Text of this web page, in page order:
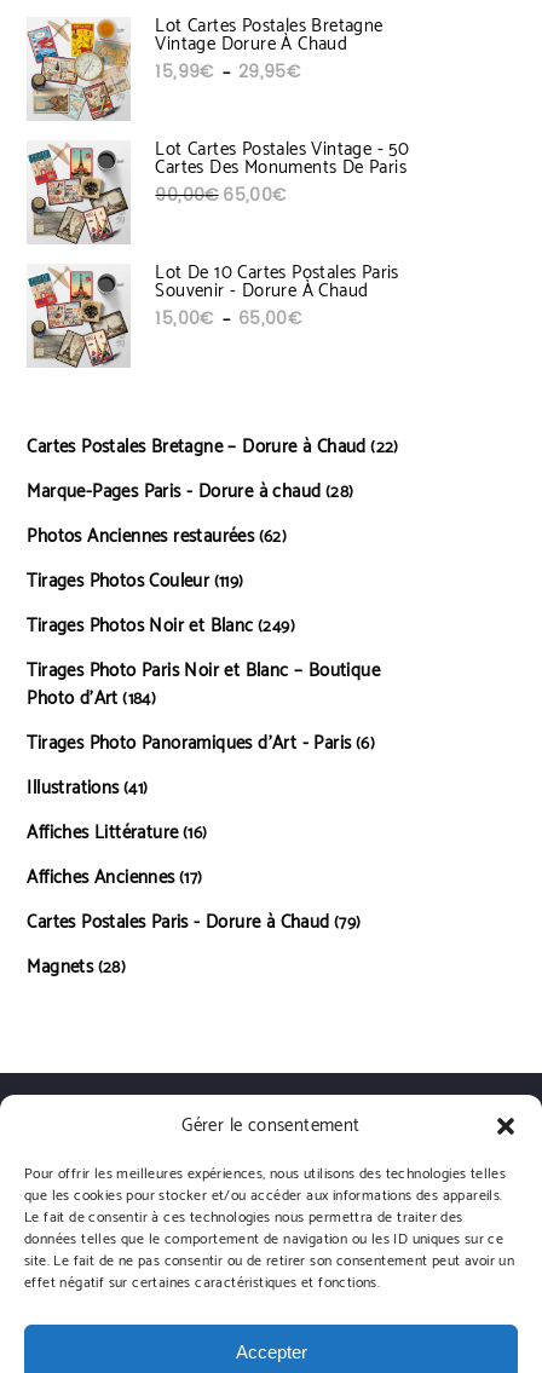
Gérer le consentement
Pour offrir les meilleures expériences, nous utilisons des technologies telles
que les cookies pour stocker et/ou accéder aux informations des appareils.
Le fait de consentir à ces technologies nous permettra de traiter des
données telles que le comportement de navigation ou les ID uniques sur ce
site. Le fait de ne pas consentir ou de retirer son consentement peut avoir un
effet négatif sur certaines caractéristiques et fonctions.
Accepter
Lot Cartes Postales Bretagne
Vintage Dorure À Chaud
15,99€ – 29,95€Plage de prix : 15,99€ à 29,95€
Lot Cartes Postales Vintage - 50
Cartes Des Monuments De Paris
90,00€Le prix initial était : 90,00€.
65,00€Le prix actuel est : 65,00€.
Lot De 10 Cartes Postales Paris
Souvenir - Dorure À Chaud
15,00€ – 65,00€Plage de prix : 15,00€ à 65,00€
Cartes Postales Bretagne – Dorure à Chaud 2222 produits
Marque-Pages Paris - Dorure à chaud 2828 produits
Photos Anciennes restaurées 6262 produits
Tirages Photos Couleur 119119 produits
Tirages Photos Noir et Blanc 249249 produits
Tirages Photo Paris Noir et Blanc – Boutique
Photo d’Art 184184 produits
Tirages Photo Panoramiques d’Art - Paris 66 produits
Illustrations 4141 produits
Affiches Littérature 1616 produits
Affiches Anciennes 1717 produits
Cartes Postales Paris - Dorure à Chaud 7979 produits
Magnets 2828 produits
Livraisons Conditions générales de vente
Politique de confidentialité
Politique de cookies (UE)